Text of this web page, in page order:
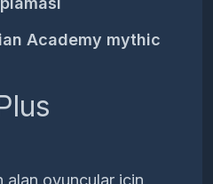
Academy mythic
alan oyuncular için